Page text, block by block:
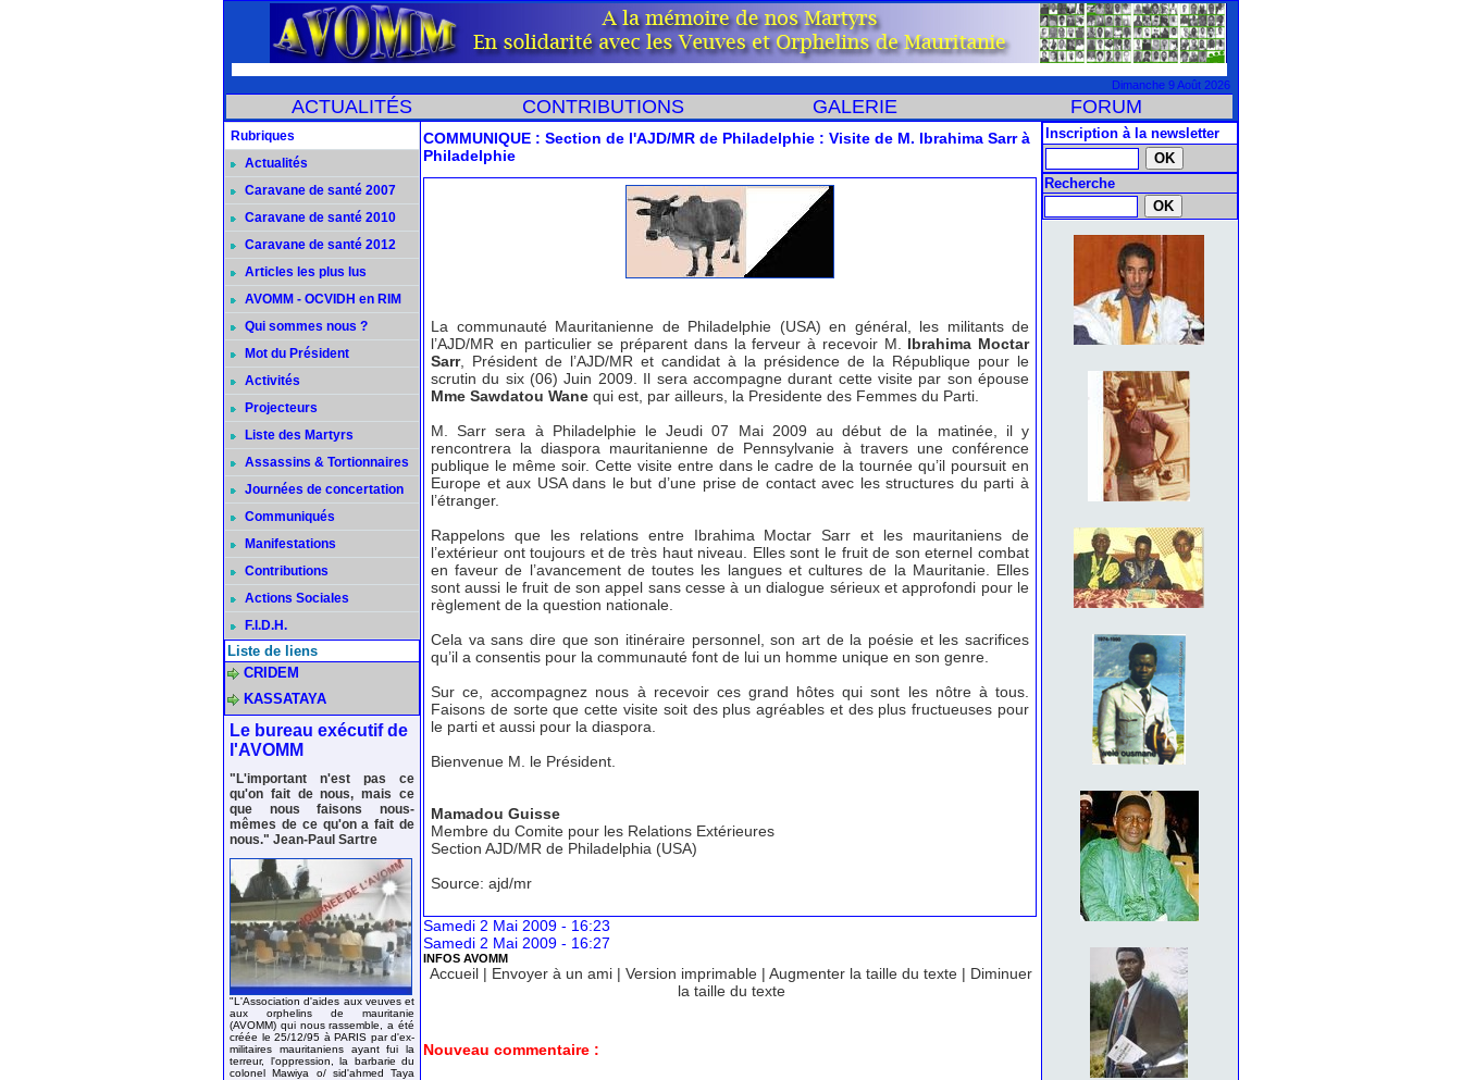
Dimanche 9 Août 2026
ACTUALITÉS CONTRIBUTIONS GALERIE FORUM
Rubriques
Actualités
Caravane de santé 2007
Caravane de santé 2010
Caravane de santé 2012
Articles les plus lus
AVOMM - OCVIDH en RIM
Qui sommes nous ?
Mot du Président
Activités
Projecteurs
Liste des Martyrs
Assassins & Tortionnaires
Journées de concertation
Communiqués
Manifestations
Contributions
Actions Sociales
F.I.D.H.
Liste de liens
CRIDEM
KASSATAYA
Le bureau exécutif de
l'AVOMM
"L'important n'est pas ce
qu'on fait de nous, mais ce
que nous faisons nous-
mêmes de ce qu'on a fait de
nous." Jean-Paul Sartre
"L'Association d'aides aux veuves et
aux orphelins de mauritanie
(AVOMM) qui nous rassemble, a été
créée le 25/12/95 à PARIS par d'ex-
militaires mauritaniens ayant fui la
terreur, l'oppression, la barbarie du
colonel Mawiya o/ sid'ahmed Taya
COMMUNIQUE : Section de l'AJD/MR de Philadelphie : Visite de M. Ibrahima Sarr à
Philadelphie
La communauté Mauritanienne de Philadelphie (USA) en général, les militants de
l’AJD/MR en particulier se préparent dans la ferveur à recevoir M. Ibrahima Moctar
Sarr, Président de l’AJD/MR et candidat à la présidence de la République pour le
scrutin du six (06) Juin 2009. Il sera accompagne durant cette visite par son épouse
Mme Sawdatou Wane qui est, par ailleurs, la Presidente des Femmes du Parti.
M. Sarr sera à Philadelphie le Jeudi 07 Mai 2009 au début de la matinée, il y
rencontrera la diaspora mauritanienne de Pennsylvanie à travers une conférence
publique le même soir. Cette visite entre dans le cadre de la tournée qu’il poursuit en
Europe et aux USA dans le but d’une prise de contact avec les structures du parti à
l’étranger.
Rappelons que les relations entre Ibrahima Moctar Sarr et les mauritaniens de
l’extérieur ont toujours et de très haut niveau. Elles sont le fruit de son eternel combat
en faveur de l’avancement de toutes les langues et cultures de la Mauritanie. Elles
sont aussi le fruit de son appel sans cesse à un dialogue sérieux et approfondi pour le
règlement de la question nationale.
Cela va sans dire que son itinéraire personnel, son art de la poésie et les sacrifices
qu’il a consentis pour la communauté font de lui un homme unique en son genre.
Sur ce, accompagnez nous à recevoir ces grand hôtes qui sont les nôtre à tous.
Faisons de sorte que cette visite soit des plus agréables et des plus fructueuses pour
le parti et aussi pour la diaspora.
Bienvenue M. le Président.
Mamadou Guisse
Membre du Comite pour les Relations Extérieures
Section AJD/MR de Philadelphia (USA)
Source: ajd/mr
Samedi 2 Mai 2009 - 16:23
Samedi 2 Mai 2009 - 16:27
INFOS AVOMM
Accueil | Envoyer à un ami | Version imprimable | Augmenter la taille du texte | Diminuer
la taille du texte
Nouveau commentaire :
Inscription à la newsletter
Recherche